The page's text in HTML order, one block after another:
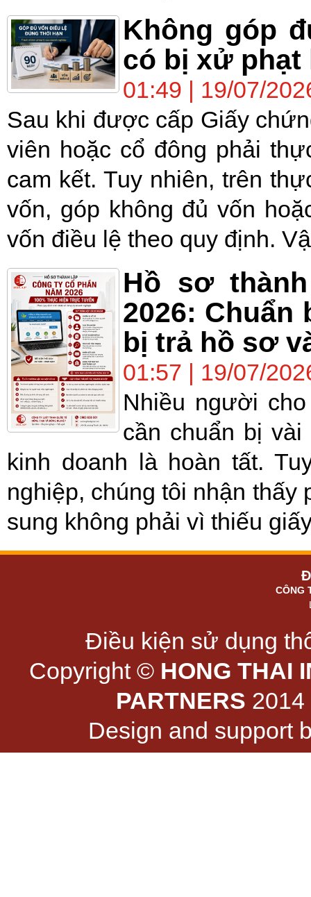
Không góp
có bị xử phạt
01:49 | 19/07/
Sau khi được cấp Giấy
viên hoặc cổ đông phải
cam kết. Tuy nhiên, trên
vốn, góp không đủ vốn
vốn điều lệ theo quy định.
Hồ sơ
2026: Chuẩn
bị trả hồ sơ
01:57 | 19/07/
Nhiều người
cần chuẩn bị
kinh doanh là hoàn tất.
nghiệp, chúng tôi nhận
sung không phải vì thiếu
CÔNG
Điều kiện sử dụng
Copyright © HONG THAI
PARTNERS 2014
Design and support